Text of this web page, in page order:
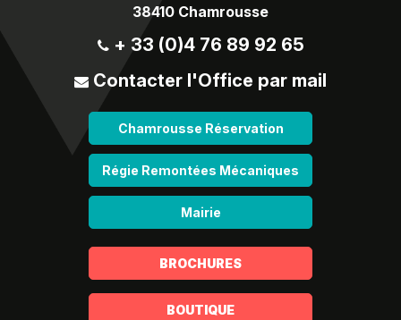
38410 Chamrousse
+ 33 (0)4 76 89 92 65
Contacter l'Office par mail
Chamrousse Réservation
Régie Remontées Mécaniques
Mairie
BROCHURES
BOUTIQUE